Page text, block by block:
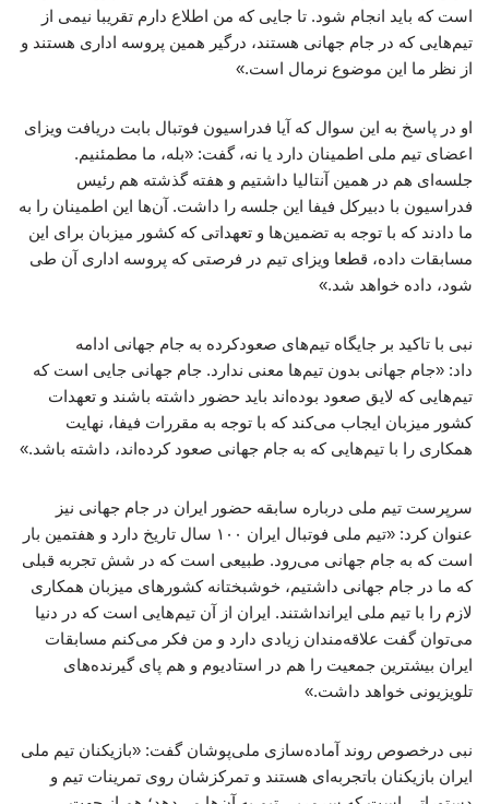
است که باید انجام شود. تا جایی که من اطلاع دارم تقریبا نیمی از
تیم‌هایی که در جام جهانی هستند، درگیر همین پروسه اداری هستند و
از نظر ما این موضوع نرمال است.»
او در پاسخ به این سوال که آیا فدراسیون فوتبال بابت دریافت ویزای
اعضای تیم ملی اطمینان دارد یا نه، گفت: «بله، ما مطمئنیم.
جلسه‌ای هم در همین آنتالیا داشتیم و هفته گذشته هم رئیس
فدراسیون با دبیرکل فیفا این جلسه را داشت. آن‌ها این اطمینان را به
ما دادند که با توجه به تضمین‌ها و تعهداتی که کشور میزبان برای این
مسابقات داده، قطعا ویزای تیم در فرصتی که پروسه اداری آن طی
شود، داده خواهد شد.»
نبی با تاکید بر جایگاه تیم‌های صعودکرده به جام جهانی ادامه
داد: «جام جهانی بدون تیم‌ها معنی ندارد. جام جهانی جایی است که
تیم‌هایی که لایق صعود بوده‌اند باید حضور داشته باشند و تعهدات
کشور میزبان ایجاب می‌کند که با توجه به مقررات فیفا، نهایت
همکاری را با تیم‌هایی که به جام جهانی صعود کرده‌اند، داشته باشد.»
سرپرست تیم ملی درباره سابقه حضور ایران در جام جهانی نیز
عنوان کرد: «تیم ملی فوتبال ایران ۱۰۰ سال تاریخ دارد و هفتمین بار
است که به جام جهانی می‌رود. طبیعی است که در شش تجربه قبلی
که ما در جام جهانی داشتیم، خوشبختانه کشورهای میزبان همکاری
لازم را با تیم ملی ایرانداشتند. ایران از آن تیم‌هایی است که در دنیا
می‌توان گفت علاقه‌مندان زیادی دارد و من فکر می‌کنم مسابقات
ایران بیشترین جمعیت را هم در استادیوم و هم پای گیرنده‌های
تلویزیونی خواهد داشت.»
نبی درخصوص روند آماده‌سازی ملی‌پوشان گفت: «بازیکنان تیم ملی
ایران بازیکنان باتجربه‌ای هستند و تمرکزشان روی تمرینات تیم و